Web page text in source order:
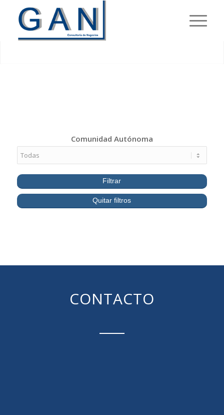
ESTANCOS
GAN CONSULTORÍA
Comunidad Autónoma
Filtrar
Quitar filtros
CONTACTO